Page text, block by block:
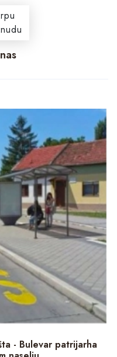
- Bulevar patrijarha